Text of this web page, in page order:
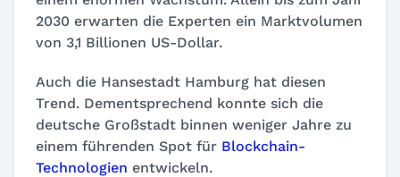
2030 erwarten die Experten ein Marktvolumen
von 3,1 Billionen US-Dollar.
Auch die Hansestadt Hamburg hat diesen
Trend. Dementsprechend konnte sich die
deutsche Großstadt binnen weniger Jahre zu
einem führenden Spot für Blockchain-
Technologien entwickeln.